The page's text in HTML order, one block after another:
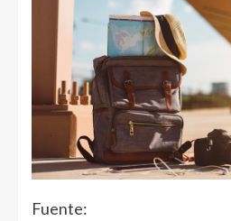
Fuente: